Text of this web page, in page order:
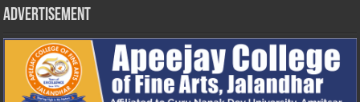
Advertisement